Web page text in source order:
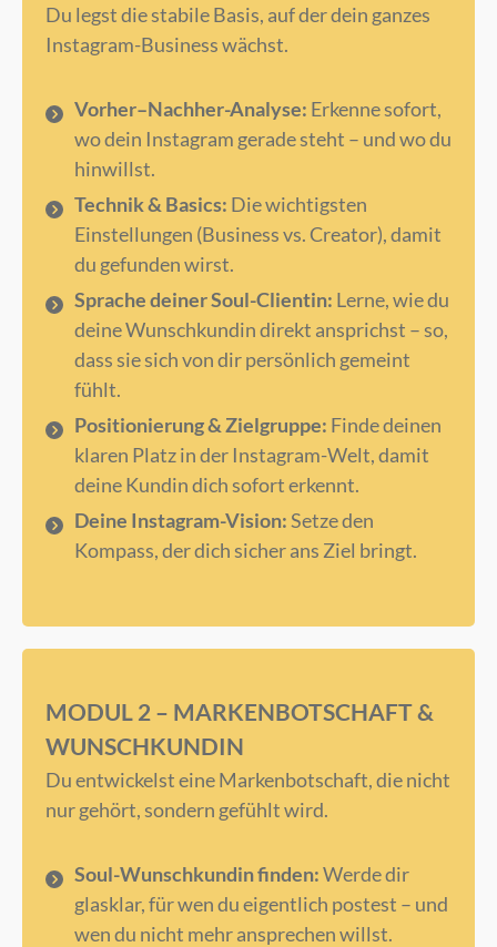
Du legst die stabile Basis, auf der dein ganzes
Instagram-Business wächst.
Vorher–Nachher-Analyse: Erkenne sofort,
wo dein Instagram gerade steht – und wo du
hinwillst.
Technik & Basics: Die wichtigsten
Einstellungen (Business vs. Creator), damit
du gefunden wirst.
Sprache deiner Soul-Clientin: Lerne, wie du
deine Wunschkundin direkt ansprichst – so,
dass sie sich von dir persönlich gemeint
fühlt.
Positionierung & Zielgruppe: Finde deinen
klaren Platz in der Instagram-Welt, damit
deine Kundin dich sofort erkennt.
Deine Instagram-Vision:Setze den
Kompass, der dich sicher ans Ziel bringt.
MODUL 2 – MARKENBOTSCHAFT &
WUNSCHKUNDIN
Du entwickelst eine Markenbotschaft, die nicht
nur gehört, sondern gefühlt wird.
Soul-Wunschkundin finden:Werde dir
glasklar, für wen du eigentlich postest – und
wen du nicht mehr ansprechen willst.